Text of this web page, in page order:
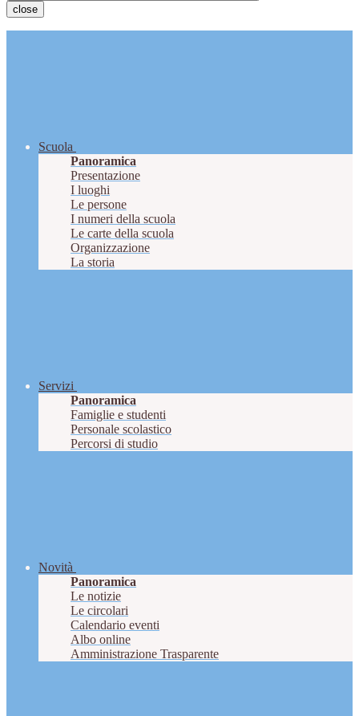
close
Scuola
Panoramica
Presentazione
I luoghi
Le persone
I numeri della scuola
Le carte della scuola
Organizzazione
La storia
Servizi
Panoramica
Famiglie e studenti
Personale scolastico
Percorsi di studio
Novità
Panoramica
Le notizie
Le circolari
Calendario eventi
Albo online
Amministrazione Trasparente